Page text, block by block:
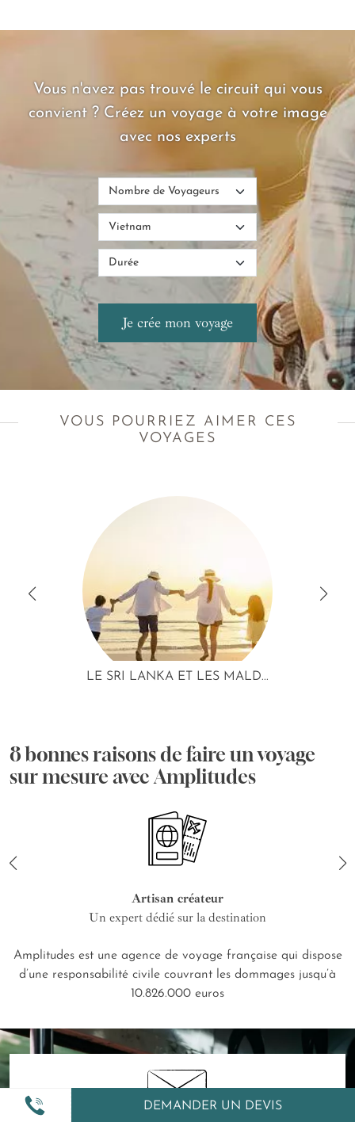
DEMANDER UN DEVIS
Vous n'avez pas trouvé le circuit qui vous
convient ? Créez un voyage à votre image
avec nos experts
VOUS POURRIEZ AIMER CES
VOYAGES
LE SRI LANKA ET LES MALD...
8 bonnes raisons de faire un voyage
sur mesure avec Amplitudes
Artisan créateur
Un expert dédié sur la destination
Amplitudes est une agence de voyage française qui dispose
d’une responsabilité civile couvrant les dommages jusqu’à
10.826.000 euros